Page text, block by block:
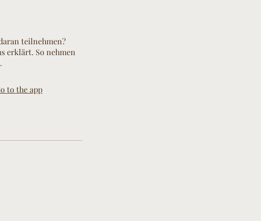
teilnehmen?
erklärt. So nehmen
to the app